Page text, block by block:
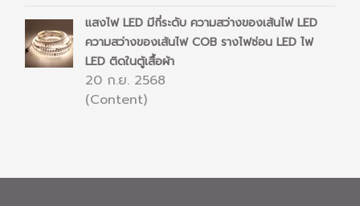
แสงไฟ LED มีกี่ระดับ ความสว่างของเส้นไฟ LED
ความสว่างของเส้นไฟ COB รางไฟซ่อน LED ไฟ
LED ติดในตู้เสื้อผ้า
20 ก.ย. 2568
(Content)